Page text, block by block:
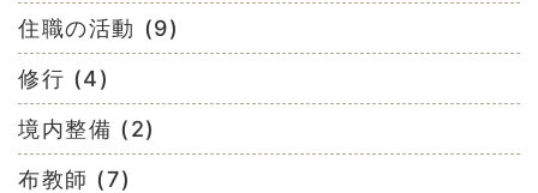
住職の活動 (9)
修行 (4)
境内整備 (2)
布教師 (7)